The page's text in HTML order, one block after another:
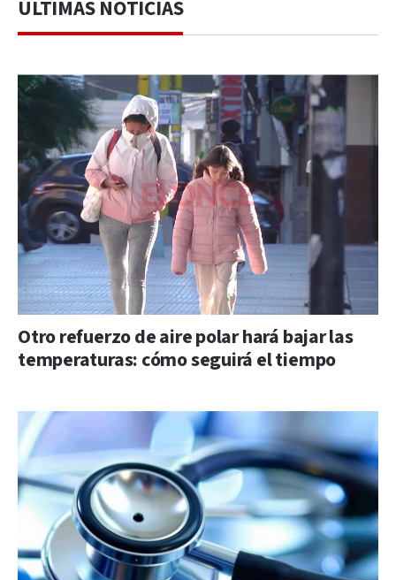
ÚLTIMAS NOTICIAS
Otro refuerzo de aire polar hará bajar las
temperaturas: cómo seguirá el tiempo